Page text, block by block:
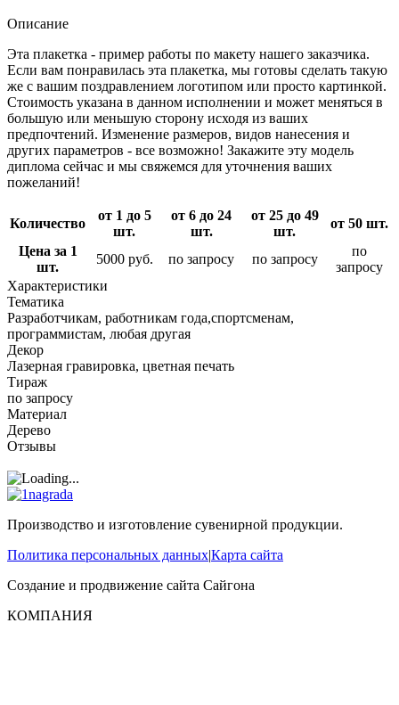
Описание
Эта плакетка - пример работы по макету нашего заказчика.
Если вам понравилась эта плакетка, мы готовы сделать такую
же с вашим поздравлением логотипом или просто картинкой.
Стоимость указана в данном исполнении и может меняться в
большую или меньшую сторону исходя из ваших
предпочтений. Изменение размеров, видов нанесения и
других параметров - все возможно! Закажите эту модель
диплома сейчас и мы свяжемся для уточнения ваших
пожеланий!
Количество
от 1 до 5
шт.
от 6 до 24
шт.
от 25 до 49
шт.
от 50 шт.
Цена за 1
шт.
5000 руб. по запросу по запросу
по
запросу
Характеристики
Тематика
Разработчикам, работникам года,спортсменам,
программистам, любая другая
Декор
Лазерная гравировка, цветная печать
Тираж
по запросу
Материал
Дерево
Отзывы
Производство и изготовление сувенирной продукции.
Политика персональных данных|Карта сайта
Создание и продвижение сайта Сайгона
КОМПАНИЯ